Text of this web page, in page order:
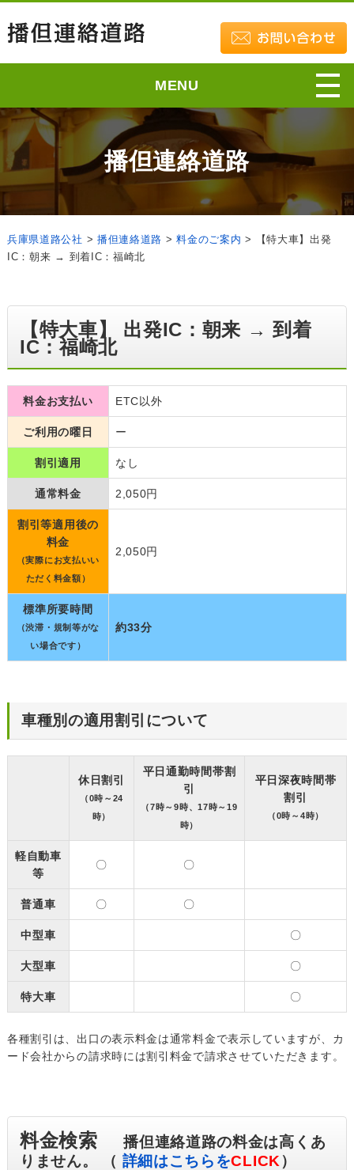
MENU
播但連絡道路
兵庫県道路公社 > 播但連絡道路 >料金のご案内 >
【特大車】出発
IC：朝来 → 到着IC：福崎北
【特大車】 出発IC：朝来 → 到着
IC：福崎北
料金お支払い ETC以外
ご利用の曜日 ー
割引適用 なし
通常料金 2,050円
割引等適用後の
料金
（実際にお支払いい
ただく料金額）
2,050円
標準所要時間
（渋滞・規制等がな
い場合です）
約33分
車種別の適用割引について
休日割引
（0時～24
時）
平日通勤時間帯割
引
（7時～9時、17時～19
時）
平日深夜時間帯
割引
（0時～4時）
軽自動車
等
〇 〇
普通車 〇 〇
中型車 〇
大型車 〇
特大車 〇
各種割引は、出口の表示料金は通常料金で表示していますが、カ
ード会社からの請求時には割引料金で請求させていただきます。
料金検索播但連絡道路の料金は高くあ
りません。 （ 詳細はこちらをCLICK ）